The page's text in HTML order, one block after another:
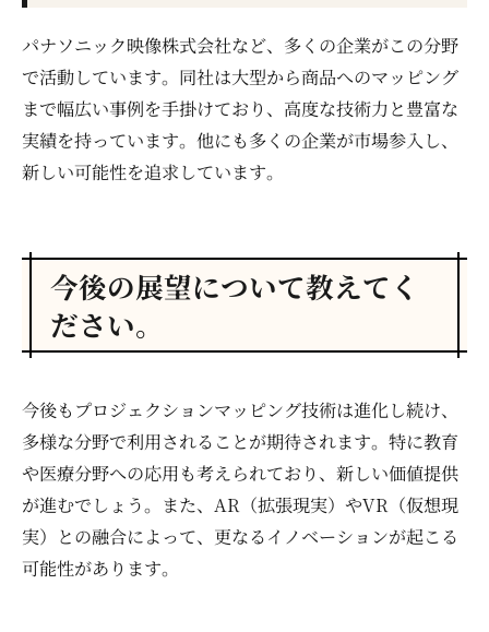
パナソニック映像株式会社など、多くの企業がこの分野
で活動しています。同社は大型から商品へのマッピング
まで幅広い事例を手掛けており、高度な技術力と豊富な
実績を持っています。他にも多くの企業が市場参入し、
新しい可能性を追求しています。
今後の展望について教えてく
ださい。
今後もプロジェクションマッピング技術は進化し続け、
多様な分野で利用されることが期待されます。特に教育
や医療分野への応用も考えられており、新しい価値提供
が進むでしょう。また、AR（拡張現実）やVR（仮想現
実）との融合によって、更なるイノベーションが起こる
可能性があります。